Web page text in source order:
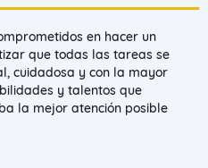
en hacer un
que todas las tareas se
cuidadosa y con la mayor
y talentos que
la mejor atención posible